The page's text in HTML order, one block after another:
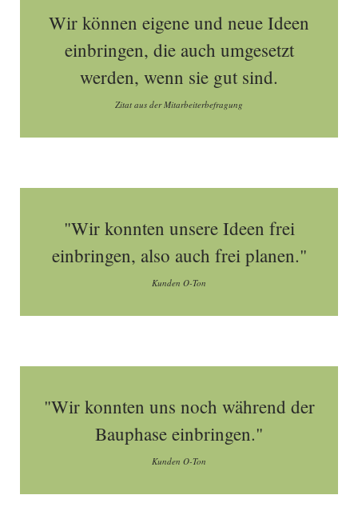
Wir können eigene und neue Ideen
einbringen, die auch umgesetzt
werden, wenn sie gut sind.
Zitat aus der Mitarbeiterbefragung
"Wir konnten unsere Ideen frei
einbringen, also auch frei planen."
Kunden O-Ton
"Wir konnten uns noch während der
Bauphase einbringen."
Kunden O-Ton